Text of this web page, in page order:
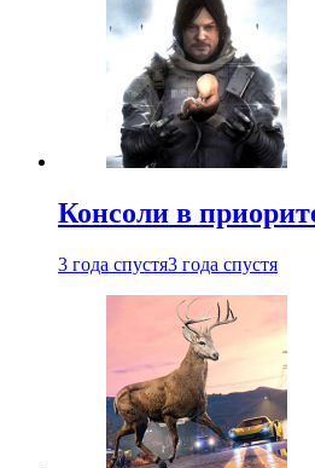
Консоли в
3 года спустя3 года спустя